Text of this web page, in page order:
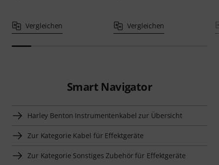
Vergleichen Vergleichen
Smart Navigator
Harley Benton Instrumentenkabel zur Übersicht
Zur Kategorie Kabel für Effektgeräte
Zur Kategorie Sonstiges Zubehör für Effektgeräte